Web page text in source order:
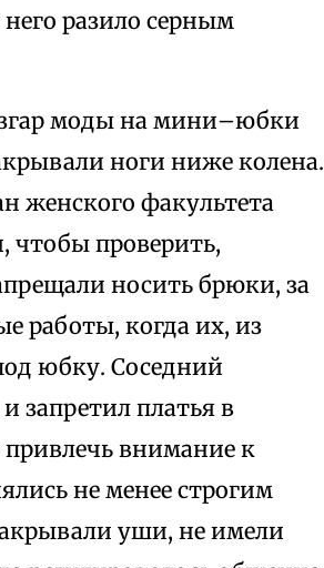
разило серным
моды на мини–юбки
ноги ниже колена.
женского факультета
чтобы проверить,
носить брюки, за
работы, когда их, из
юбку. Соседний
запретил платья в
внимание к
не менее строгим
уши, не имели